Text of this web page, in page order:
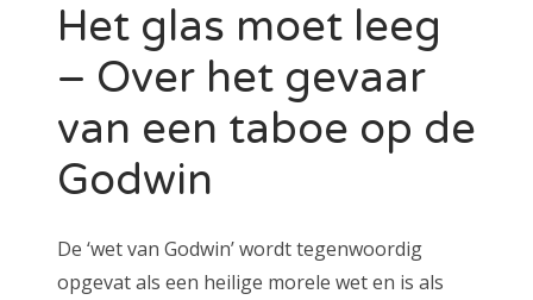
Het glas moet leeg
– Over het gevaar
van een taboe op de
Godwin
De ‘wet van Godwin’ wordt tegenwoordig
opgevat als een heilige morele wet en is als